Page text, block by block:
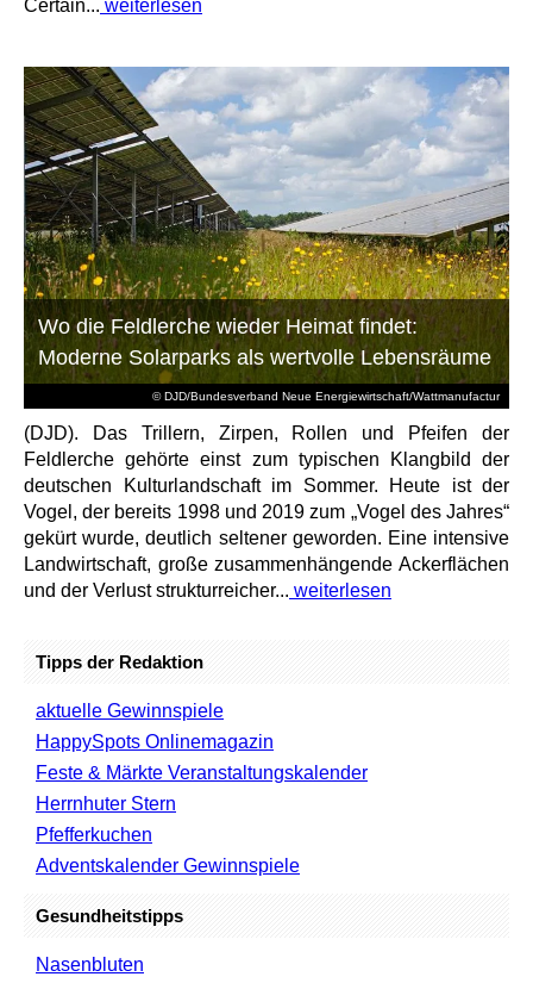
Certain... weiterlesen
© DJD/Bundesverband Neue Energiewirtschaft/Wattmanufactur
Wo die Feldlerche wieder Heimat findet:
Moderne Solarparks als wertvolle Lebensräume
(DJD). Das Trillern, Zirpen, Rollen und Pfeifen der
Feldlerche gehörte einst zum typischen Klangbild der
deutschen Kulturlandschaft im Sommer. Heute ist der
Vogel, der bereits 1998 und 2019 zum „Vogel des Jahres“
gekürt wurde, deutlich seltener geworden. Eine intensive
Landwirtschaft, große zusammenhängende Ackerflächen
und der Verlust strukturreicher... weiterlesen
Tipps der Redaktion
aktuelle Gewinnspiele
HappySpots Onlinemagazin
Feste & Märkte Veranstaltungskalender
Herrnhuter Stern
Pfefferkuchen
Adventskalender Gewinnspiele
Gesundheitstipps
Nasenbluten